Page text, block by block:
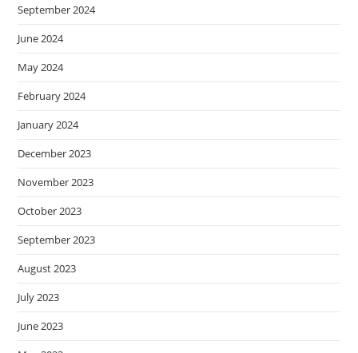
September 2024
June 2024
May 2024
February 2024
January 2024
December 2023
November 2023
October 2023
September 2023
August 2023
July 2023
June 2023